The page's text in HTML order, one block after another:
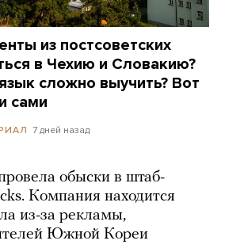
из постсоветских
в Чехию и Словакию?
сложно выучить? Вот
сами
7 дней назад
обыски в штаб-
Компания находится
из-за рекламы,
Южной Кореи